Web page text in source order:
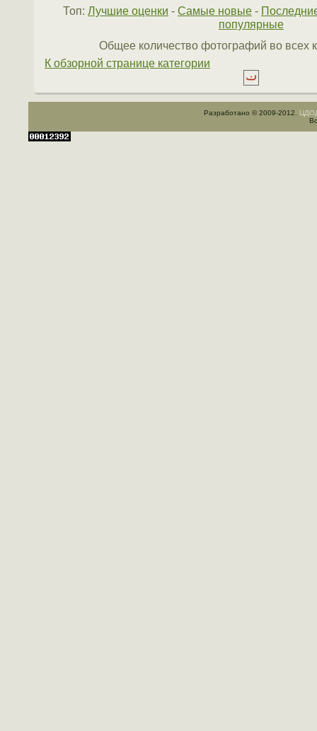
Топ: Лучшие оценки - Самые новые -
популярные
Общее количество фотографий во всех
К обзорной странице категории
Разработано © 2009-2012.